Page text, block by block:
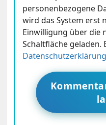
personenbezogene
wird das System erst
Einwilligung über die
Schaltfläche geladen.
Datenschutzerklärung